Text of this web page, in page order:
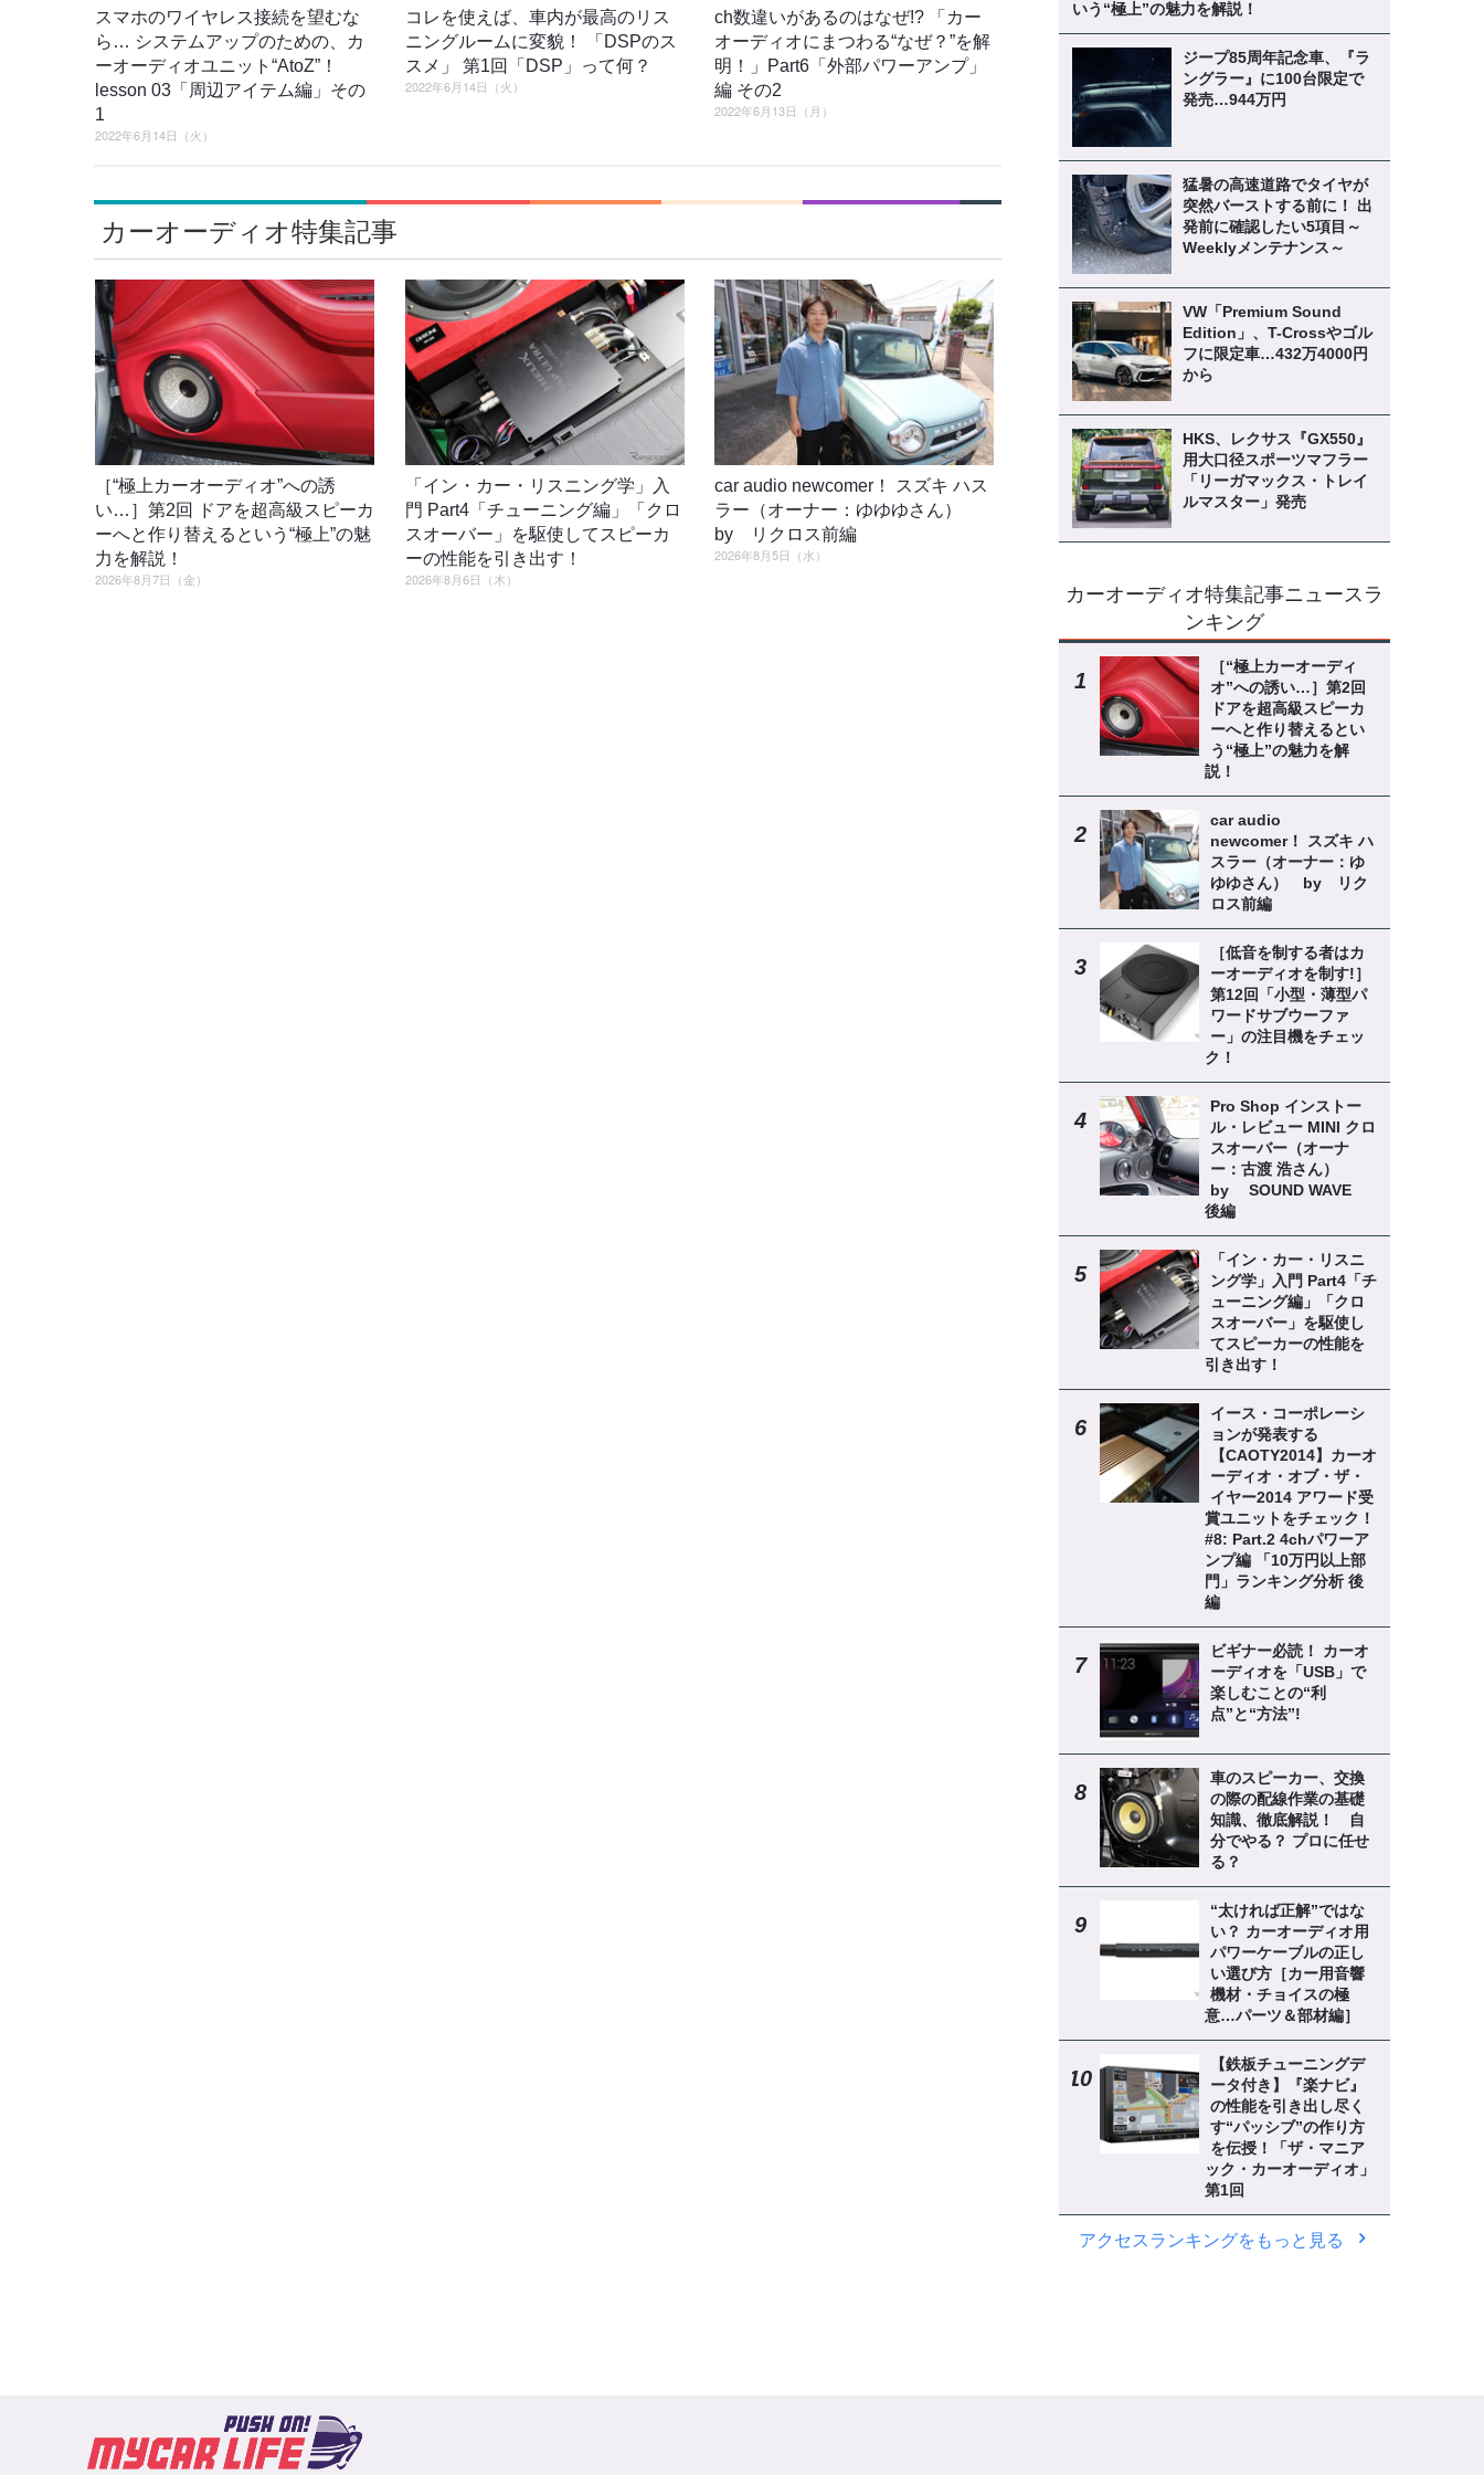
スマホのワイヤレス接続を望むな
ら… システムアップのための、カ
ーオーディオユニット“AtoZ”！
lesson 03「周辺アイテム編」その
1
2022年6月14日（火）
コレを使えば、車内が最高のリス
ニングルームに変貌！ 「DSPのス
スメ」 第1回「DSP」って何？
2022年6月14日（火）
ch数違いがあるのはなぜ!? 「カー
オーディオにまつわる“なぜ？”を解
明！」Part6「外部パワーアンプ」
編 その2
2022年6月13日（月）
カーオーディオ特集記事
［“極上カーオーディオ”への誘
い…］第2回 ドアを超高級スピーカ
ーへと作り替えるという“極上”の魅
力を解説！
2026年8月7日（金）
「イン・カー・リスニング学」入
門 Part4「チューニング編」「クロ
スオーバー」を駆使してスピーカ
ーの性能を引き出す！
2026年8月6日（木）
car audio newcomer！ スズキ ハス
ラー（オーナー：ゆゆゆさん）
by リクロス前編
2026年8月5日（水）
いう“極上”の魅力を解説！
ジープ85周年記念車、『ラ
ングラー』に100台限定で
発売…944万円
猛暑の高速道路でタイヤが
突然バーストする前に！ 出
発前に確認したい5項目～
Weeklyメンテナンス～
VW「Premium Sound
Edition」、T-Crossやゴル
フに限定車…432万4000円
から
HKS、レクサス『GX550』
用大口径スポーツマフラー
「リーガマックス・トレイ
ルマスター」発売
カーオーディオ特集記事ニュースラ
ンキング
［“極上カーオーディ
オ”への誘い…］第2回
ドアを超高級スピーカ
ーへと作り替えるとい
う“極上”の魅力を解
説！
car audio
newcomer！ スズキ ハ
スラー（オーナー：ゆ
ゆゆさん） by リク
ロス前編
［低音を制する者はカ
ーオーディオを制す!］
第12回「小型・薄型パ
ワードサブウーファ
ー」の注目機をチェッ
ク！
Pro Shop インストー
ル・レビュー MINI クロ
スオーバー（オーナ
ー：古渡 浩さん）
by SOUND WAVE
後編
「イン・カー・リスニ
ング学」入門 Part4「チ
ューニング編」「クロ
スオーバー」を駆使し
てスピーカーの性能を
引き出す！
イース・コーポレーシ
ョンが発表する
【CAOTY2014】カーオ
ーディオ・オブ・ザ・
イヤー2014 アワード受
賞ユニットをチェック！
#8: Part.2 4chパワーア
ンプ編 「10万円以上部
門」ランキング分析 後
編
ビギナー必読！ カーオ
ーディオを「USB」で
楽しむことの“利
点”と“方法”!
車のスピーカー、交換
の際の配線作業の基礎
知識、徹底解説！ 自
分でやる？ プロに任せ
る？
“太ければ正解”ではな
い？ カーオーディオ用
パワーケーブルの正し
い選び方［カー用音響
機材・チョイスの極
意…パーツ＆部材編］
【鉄板チューニングデ
ータ付き】『楽ナビ』
の性能を引き出し尽く
す“パッシブ”の作り方
を伝授！「ザ・マニア
ック・カーオーディオ」
第1回
アクセスランキングをもっと見る